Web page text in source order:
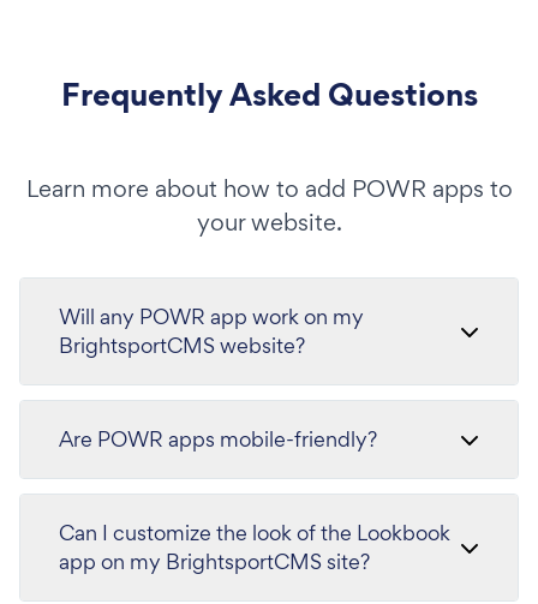
Frequently Asked Questions
Learn more about how to add POWR apps to
your website.
Will any POWR app work on my
BrightsportCMS website?
Are POWR apps mobile-friendly?
Can I customize the look of the Lookbook
app on my BrightsportCMS site?